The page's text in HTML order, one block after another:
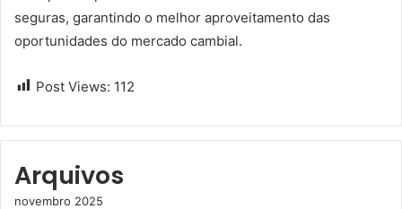
seguras, garantindo o melhor aproveitamento das
oportunidades do mercado cambial.
Post Views: 112
Arquivos
novembro 2025